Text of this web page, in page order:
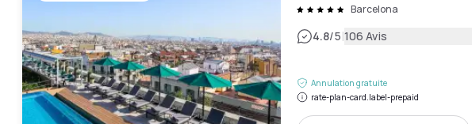
Barcelona
4.8/5|106 Avis
Annulation gratuite
rate-plan-card.label-prepaid